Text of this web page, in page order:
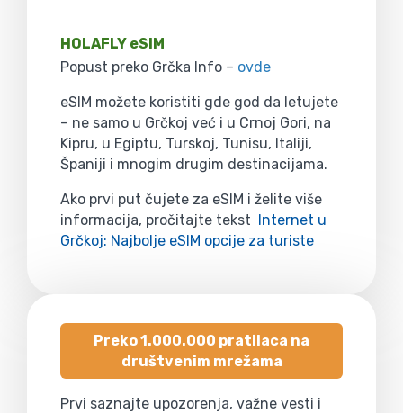
HOLAFLY eSIM
Popust preko Grčka Info – ovde
eSIM možete koristiti gde god da letujete
– ne samo u Grčkoj već i u Crnoj Gori, na
Kipru, u Egiptu, Turskoj, Tunisu, Italiji,
Španiji i mnogim drugim destinacijama.
Ako prvi put čujete za eSIM i želite više
informacija, pročitajte tekst Internet u
Grčkoj: Najbolje eSIM opcije za turiste
Preko 1.000.000 pratilaca na
društvenim mrežama
Prvi saznajte upozorenja, važne vesti i